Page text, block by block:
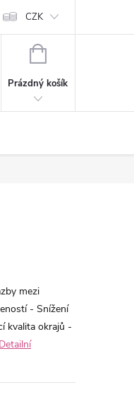
CZK
NÁKUPNÍ
Prázdný košík
mezi
- Snížení
kvalita okrajů -
Detailní